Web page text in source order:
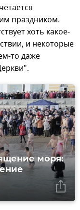
праздником.
хоть какое-
и некоторые
то даже
моря: